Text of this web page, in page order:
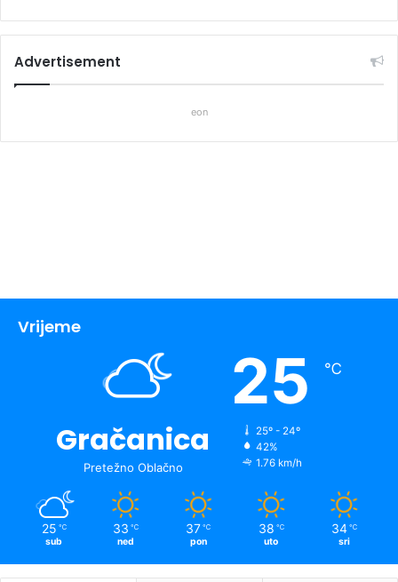
Advertisement
eon
Vrijeme
Gračanica
Pretežno Oblačno
25 ℃
25º - 24º
42%
1.76 km/h
25 ℃
sub
33 ℃
ned
37 ℃
pon
38 ℃
uto
34 ℃
sri